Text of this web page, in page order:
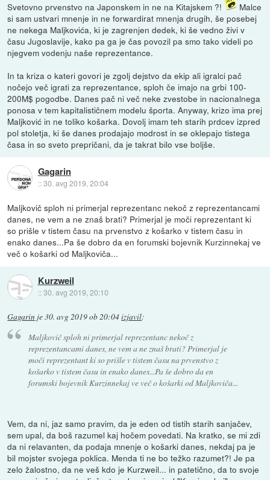
Svetovno prvenstvo na Japonskem in ne na Kitajskem ?!
Malce
si sam ustvari mnenje in ne forwardirat mnenja drugih, še posebej
ne nekega Maljkovića, ki je zagrenjen dedek, ki še vedno živi v
času Jugoslavije, kako pa ga je čas povozil pa smo tako videli po
njegvem vodenju naše reprezentance.
In ta kriza o kateri govori je zgolj dejstvo da ekip ali igralci pač
nočejo več igrati za reprezentance, sploh če imajo na grbi 100-
200M$ pogodbe. Danes pač ni več neke zvestobe in nacionalnega
ponosa v tem kapitalističnem modelu športa. Anyway, krizo ima prej
Maljković in ne toliko košarka. Dovolj imam teh starih prdcev izpred
pol stoletja, ki še danes prodajajo modrost in se oklepajo tistega
časa in so sveto prepričani, da je takrat bilo vse boljše.
Gagarin
::30. avg 2019, 20:04
Maljkovič sploh ni primerjal reprezentanc nekoč z reprezentancami
danes, ne vem a ne znaš brati? Primerjal je moči reprezentant ki
so prišle v tistem času na prvenstvo z košarko v tistem času in
enako danes...Pa še dobro da en forumski bojevnik Kurzinnekaj ve
več o košarki od Maljkoviča...
Kurzweil
::30. avg 2019, 20:10
Gagarin je30. avg 2019 ob 20:04izjavil:
Maljkovič sploh ni primerjal reprezentanc nekoč z
reprezentancami danes, ne vem a ne znaš brati? Primerjal je
moči reprezentant ki so prišle v tistem času na prvenstvo z
košarko v tistem času in enako danes...Pa še dobro da en
forumski bojevnik Kurzinnekaj ve več o košarki od Maljkoviča...
Vem, da ni, jaz samo pravim, da je eden od tistih starih sanjačev,
sem upal, da boš razumel kaj hočem povedati. Na kratko, se mi zdi
da ni relavanten, da podaja mnenje o košarki danes, nekdaj pa je
bil mojster svojega poklica. Menda ti ne bo težko razumet?! Je pa
zelo žalostno, da ne veš kdo je Kurzweil... in patetično, da to svoje